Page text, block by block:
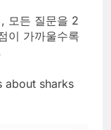
모든 질문을 2
이 가까울수록
about sharks